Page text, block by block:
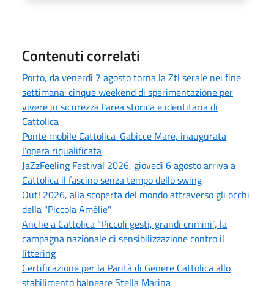
Contenuti correlati
Porto, da venerdì 7 agosto torna la Ztl serale nei fine
settimana: cinque weekend di sperimentazione per
vivere in sicurezza l'area storica e identitaria di
Cattolica
Ponte mobile Cattolica-Gabicce Mare, inaugurata
l’opera riqualificata
JaZzFeeling Festival 2026, giovedì 6 agosto arriva a
Cattolica il fascino senza tempo dello swing
Out! 2026, alla scoperta del mondo attraverso gli occhi
della "Piccola Amélie"
Anche a Cattolica “Piccoli gesti, grandi crimini", la
campagna nazionale di sensibilizzazione contro il
littering
Certificazione per la Parità di Genere Cattolica allo
stabilimento balneare Stella Marina